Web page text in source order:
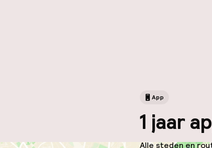
App
1 jaar
Alle steden en